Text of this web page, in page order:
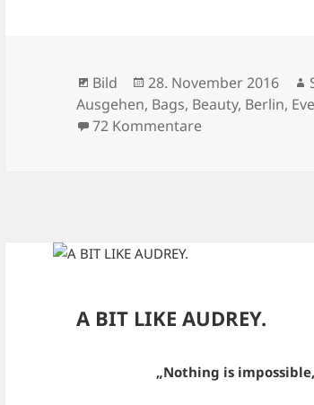
Format
Bild
Veröffentlicht
am
28. November 2016
Ausgehen, Bags, Beauty, Berlin,
72 Kommentarezu BAMBI –
A BIT LIKE AUDREY.
„Nothing is